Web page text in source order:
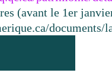
(avant le 1er